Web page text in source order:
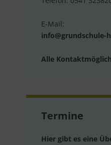
E-Mail:
info@grundschule-
Alle
Termine
Hier gibt es eine